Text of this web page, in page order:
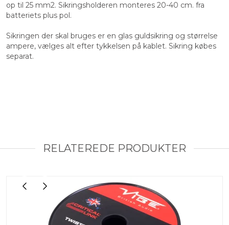
op til 25 mm2. Sikringsholderen monteres 20-40 cm. fra
batteriets plus pol.
Sikringen der skal bruges er en glas guldsikring og størrelse
ampere, vælges alt efter tykkelsen på kablet. Sikring købes
separat.
RELATEREDE PRODUKTER